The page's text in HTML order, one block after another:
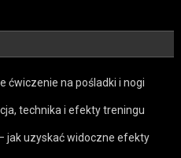
ćwiczenie na pośladki i nogi
technika i efekty treningu
jak uzyskać widoczne efekty